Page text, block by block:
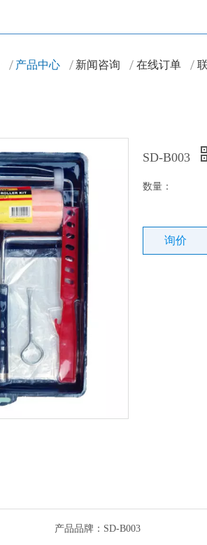
产品中心 新闻咨询 在线订单
SD-B003
数量：
询价
产品品牌： SD-B003